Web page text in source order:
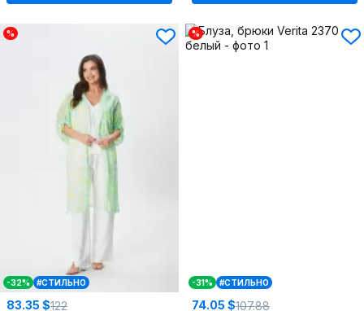
%
-32% #СТИЛЬНО
83.35 $122
%
-31% #СТИЛЬНО
74.05 $107.88